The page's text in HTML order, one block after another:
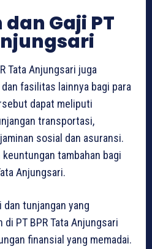
Gaji PT
Tata Anjungsari juga
fasilitas lainnya bagi para
dapat meliputi
transportasi,
sosial dan asuransi.
tambahan bagi
Anjungsari.
dan tunjangan yang
di PT BPR Tata Anjungsari
finansial yang memadai.